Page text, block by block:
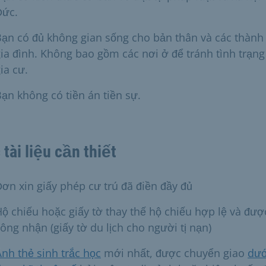
có đủ không gian sống cho bản thân và các
đình. Không bao gồm các nơi ở để tránh tình
cư.
không có tiền án tiền sự.
tài liệu cần thiết
xin giấy phép cư trú đã điền đầy đủ
chiếu hoặc giấy tờ thay thế hộ chiếu hợp lệ và
nhận (giấy tờ du lịch cho người tị nạn)
thẻ sinh trắc học mới nhất, được chuyển giao